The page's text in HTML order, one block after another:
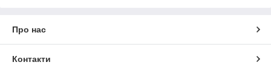
Про нас
Контакти